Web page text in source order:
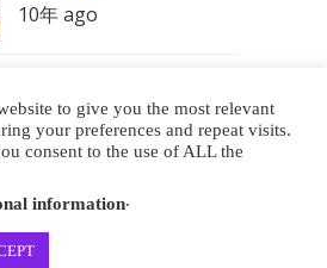
10年 ago
Me a Coffee
2026 EUREKA CAFE
to give you the most relevant
your preferences and repeat visits.
consent to the use of ALL the
information.